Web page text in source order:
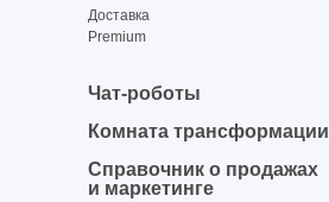
Доставка
Premium
Комната трансформации
Справочник о продажах
и маркетинге
Чат-роботы